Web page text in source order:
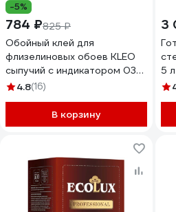
-5%
784 ₽825 ₽
Обойный клей для
флизелиновых обоев KLEO
сыпучий с индикатором 030
EXTRA 45 Инд
4.8(16)
В корзину
3
5